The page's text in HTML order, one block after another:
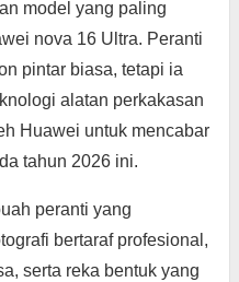
model yang paling
nova 16 Ultra. Peranti
pintar biasa, tetapi ia
alatan perkakasan
Huawei untuk mencabar
tahun 2026 ini.
peranti yang
bertaraf profesional,
serta reka bentuk yang